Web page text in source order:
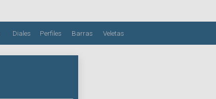
Diales Perfiles Barras Veletas